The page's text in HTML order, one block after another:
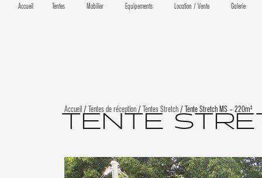
Accueil Tentes Mobilier Equipements Location / Vente Galerie
Accueil /Tentes de réception /Tentes Stretch / Tente Stretch MS – 220m²
TENTE